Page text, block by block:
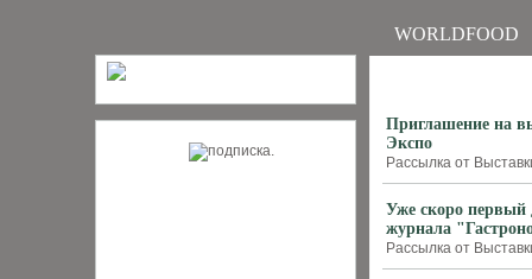
WORLDFOOD
Приглашение на
Экспо
Рассылка от
Уже скоро первый
журнала
Рассылка от